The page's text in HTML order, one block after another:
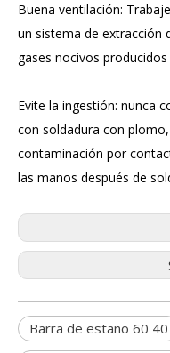
Buena ventilación:
un sistema de extracción
gases nocivos
Evite la ingestión: nunca
con soldadura con
contaminación por
las manos después de
Barra de estaño 60 40